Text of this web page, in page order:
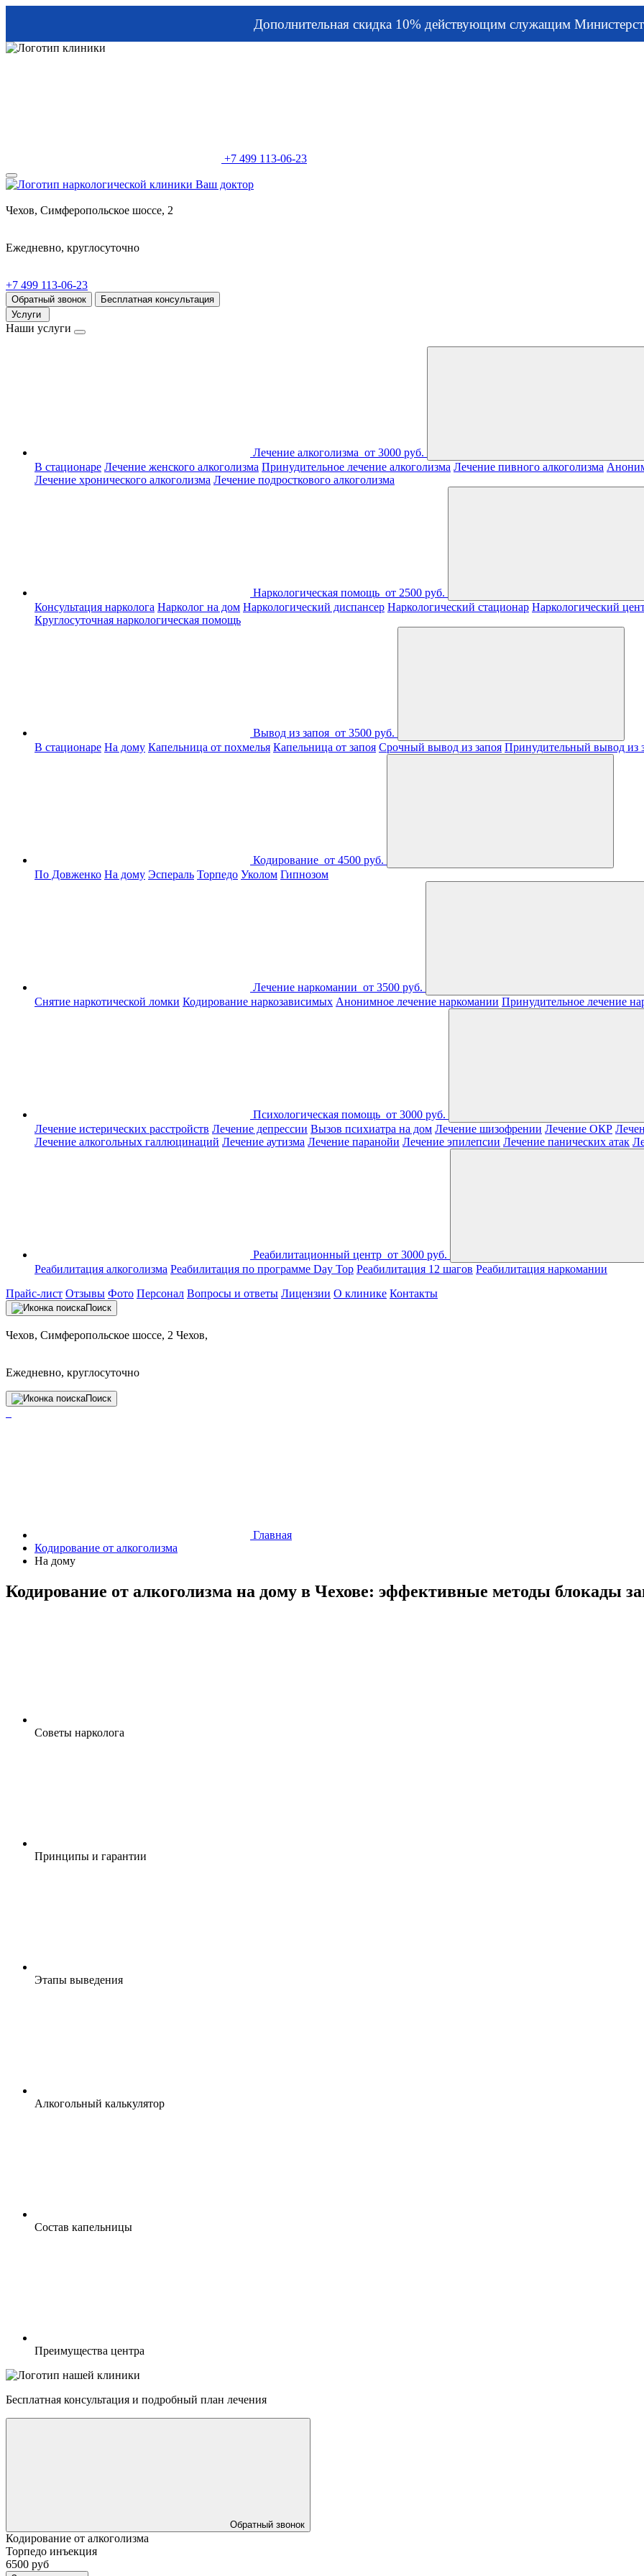
Дополнительная скидка 10% действующим служащим
+7 499 113-06-23
Чехов, Симферопольское шоссе, 2
Ежедневно, круглосуточно
+7 499 113-06-23
Обратный звонок
Бесплатная консультация
Услуги
Наши услуги
Лечение алкоголизма от 3000 руб.
В стационаре Лечение женского алкоголизма Принудительное лечение алкоголизма Лечение пивного алкоголизма
Лечение хронического алкоголизма Лечение подросткового алкоголизма
Наркологическая помощь от 2500 руб.
Консультация нарколога Нарколог на дом Наркологический диспансер Наркологический стационар Наркологический
Круглосуточная наркологическая помощь
Вывод из запоя от 3500 руб.
В стационаре На дому Капельница от похмелья Капельница от запоя Срочный вывод из запоя Принудительный вывод из
Кодирование от 4500 руб.
По Довженко На дому Эспераль Торпедо Уколом Гипнозом
Лечение наркомании от 3500 руб.
Снятие наркотической ломки Кодирование наркозависимых Анонимное лечение наркомании Принудительное лечение
Психологическая помощь от 3000 руб.
Лечение истерических расстройств Лечение депрессии Вызов психиатра на дом Лечение шизофрении Лечение ОКР
Лечение алкогольных галлюцинаций Лечение аутизма Лечение паранойи Лечение эпилепсии Лечение панических атак
Реабилитационный центр от 3000 руб.
Реабилитация алкоголизма Реабилитация по программе Day Top Реабилитация 12 шагов Реабилитация наркомании
Прайс-лист Отзывы Фото Персонал Вопросы и ответы Лицензии О клинике Контакты
Поиск
Чехов, Симферопольское шоссе, 2 Чехов,
Ежедневно, круглосуточно
Поиск
Главная
Кодирование от алкоголизма
На дому
Кодирование от алкоголизма на дому в Чехове: эффективные методы блокады
Cоветы нарколога
Принципы и гарантии
Этапы выведения
Алкогольный калькулятор
Состав капельницы
Преимущества центра
Бесплатная консультация и подробный план лечения
Обратный звонок
Кодирование от алкоголизма
Торпедо инъекция
6500 руб